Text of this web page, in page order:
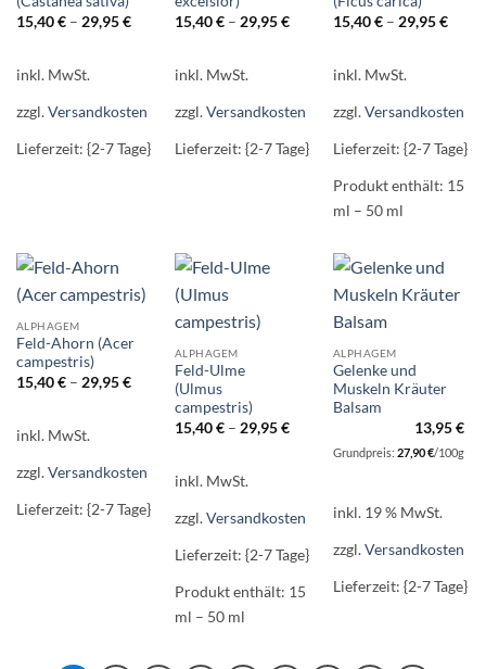
15,40€– 29,95€
inkl. MwSt.
zzgl.Versandkosten
Lieferzeit: {2-7 Tage}
15,40€– 29,95€
inkl. MwSt.
zzgl.Versandkosten
Lieferzeit: {2-7 Tage}
15,40€– 29,95€
inkl. MwSt.
zzgl.Versandkosten
Lieferzeit: {2-7 Tage}
Produkt enthält: 15
ml – 50 ml
ALPHAGEM
Feld-Ahorn (Acer
campestris)
15,40€– 29,95€
inkl. MwSt.
zzgl.Versandkosten
Lieferzeit: {2-7 Tage}
ALPHAGEM
Feld-Ulme
(Ulmus
campestris)
15,40€– 29,95€
inkl. MwSt.
zzgl.Versandkosten
Lieferzeit: {2-7 Tage}
Produkt enthält: 15
ml – 50 ml
ALPHAGEM
Gelenke und
Muskeln Kräuter
Balsam
13,95€
Grundpreis: 27,90€/100g
inkl. 19 % MwSt.
zzgl.Versandkosten
Lieferzeit: {2-7 Tage}